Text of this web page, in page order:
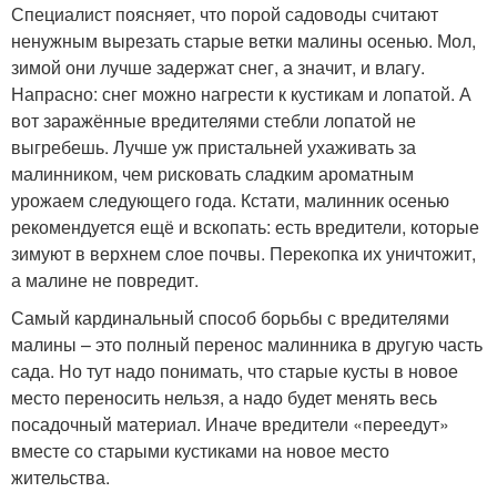
Специалист поясняет, что порой садоводы считают
ненужным вырезать старые ветки малины осенью. Мол,
зимой они лучше задержат снег, а значит, и влагу.
Напрасно: снег можно нагрести к кустикам и лопатой. А
вот заражённые вредителями стебли лопатой не
выгребешь. Лучше уж пристальней ухаживать за
малинником, чем рисковать сладким ароматным
урожаем следующего года. Кстати, малинник осенью
рекомендуется ещё и вскопать: есть вредители, которые
зимуют в верхнем слое почвы. Перекопка их уничтожит,
а малине не повредит.
Самый кардинальный способ борьбы с вредителями
малины – это полный перенос малинника в другую часть
сада. Но тут надо понимать, что старые кусты в новое
место переносить нельзя, а надо будет менять весь
посадочный материал. Иначе вредители «переедут»
вместе со старыми кустиками на новое место
жительства.